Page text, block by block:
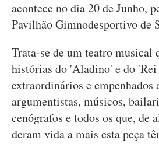
acontece no dia 20 de Junho,
Pavilhão Gimnodesportivo de
Trata-se de um teatro musical
histórias do 'Aladino' e do 'Rei
extraordinários e empenhados
argumentistas, músicos,
cenógrafos e todos os que, de
deram vida a mais esta peça